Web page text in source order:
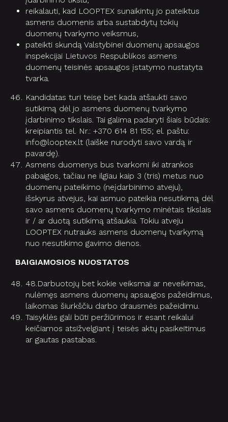
reikalauti, kad LOOPTEX sunaikintų jo pateiktus
asmens duomenis arba sustabdytų tokių
duomenų tvarkymo veiksmus,
pateikti skundą Valstybinei duomenų apsaugos
inspekcijai Lietuvos Respublikos asmens
duomenų teisinės apsaugos įstatymo nustatyta
tvarka.
Kandidatas turi teisę bet kada atšaukti savo
sutikimą dėl jo asmens duomenų tvarkymo
įdarbinimo tikslais. Tai galima padaryti šiais būdais:
kreipiantis tel. Nr.: +370 614 81 155; el. paštu:
info@looptex.lt (laiške nurodyti savo vardą ir
pavardę).
Asmens duomenys bus tvarkomi iki atrankos
pabaigos, tačiau ne ilgiau kaip 3 (tris) metus nuo
duomenų pateikimo (neįdarbinimo atveju),
išskyrus atvejus, kai asmuo pateikia nesutikimą dėl
savo asmens duomenų tvarkymo minėtais tikslais
ir / ar duotą sutikimą atšaukia. Tokiu atveju
LOOPTEX nutrauks asmens duomenų tvarkymą
nuo nesutikimo gavimo dienos.
BAIGIAMOSIOS NUOSTATOS
48.Darbuotojų bet kokie veiksmai ar neveikimas,
nulėmęs asmens duomenų apsaugos pažeidimus,
laikomas šiurkščiu darbo drausmės pažeidimu.
Taisyklės gali būti peržiūrimos ir esant reikalui
keičiamos atsižvelgiant į teisės aktų pasikeitimus
ar gautas pastabas.